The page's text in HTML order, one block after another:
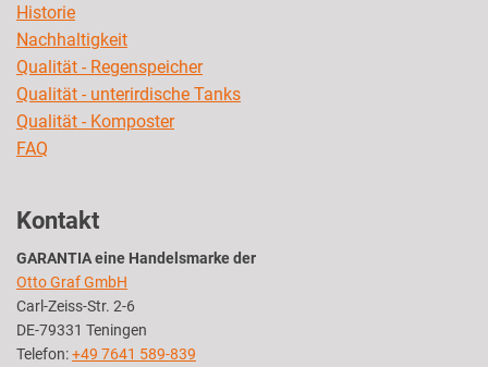
Historie
Nachhaltigkeit
Qualität - Regenspeicher
Qualität - unterirdische Tanks
Qualität - Komposter
FAQ
Kontakt
GARANTIA eine Handelsmarke der
Otto Graf GmbH
Carl-Zeiss-Str. 2-6
DE-79331 Teningen
Telefon:+49 7641 589-839